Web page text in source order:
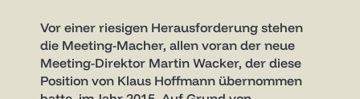
Vor einer riesigen Herausforderung stehen
die Meeting-Macher, allen voran der neue
Meeting-Direktor Martin Wacker, der diese
Position von Klaus Hoffmann übernommen